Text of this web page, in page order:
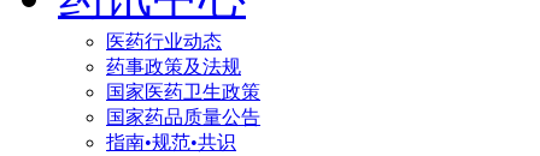
医药行业动态
药事政策及法规
国家医药卫生政策
国家药品质量公告
指南•规范•共识